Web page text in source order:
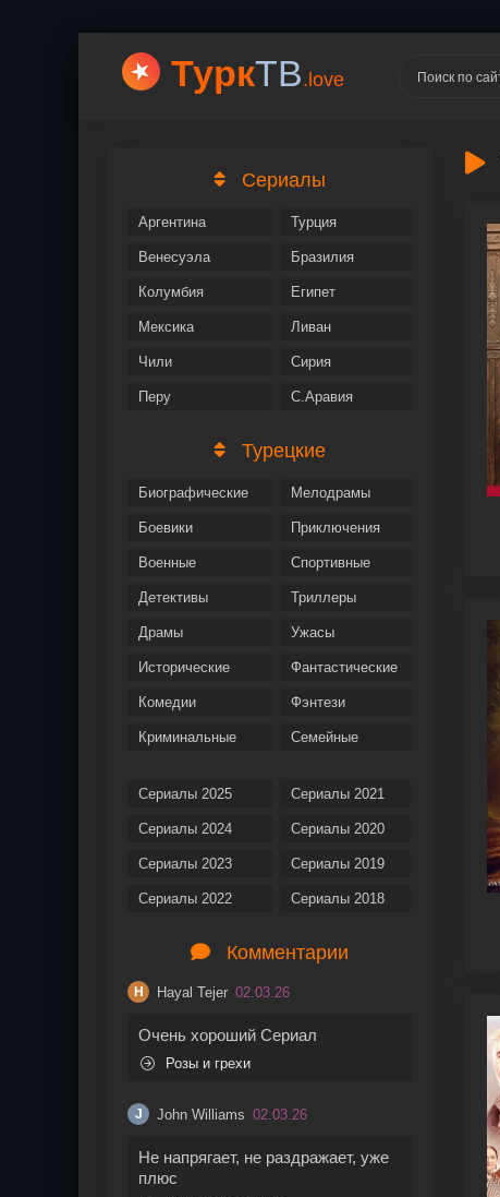
ТуркТВ.love
Сериалы
Аргентина
Венесуэла
Колумбия
Мексика
Чили
Перу
Турция
Бразилия
Египет
Ливан
Сирия
С.Аравия
Турецкие
Биографические
Боевики
Военные
Детективы
Драмы
Исторические
Комедии
Криминальные
Мелодрамы
Приключения
Спортивные
Триллеры
Ужасы
Фантастические
Фэнтези
Семейные
Сериалы 2025
Сериалы 2024
Сериалы 2023
Сериалы 2022
Сериалы 2021
Сериалы 2020
Сериалы 2019
Сериалы 2018
Комментарии
H Hayal Tejer 02.03.26
Очень хороший Сериал
Розы и грехи
J John Williams 02.03.26
Не напрягает, не раздражает, уже
плюс